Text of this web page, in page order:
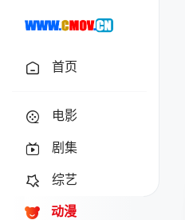
首页
电影
剧集
综艺
动漫